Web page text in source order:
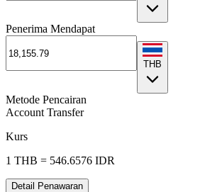
Penerima Mendapat
THB
Metode Pencairan
Account Transfer
Kurs
1 THB = 546.6576 IDR
Detail Penawaran